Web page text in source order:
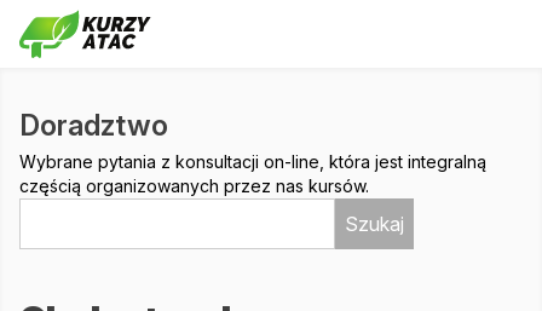
Doradztwo
Wybrane pytania z konsultacji on-line, która jest integralną
częścią organizowanych przez nas kursów.
Szukaj